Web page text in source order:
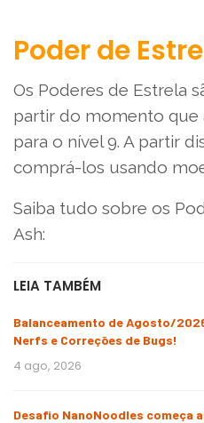
Poder de
Os Poderes de Estrela
partir do momento que
para o nível 9. A partir
comprá-los usando
Saiba tudo sobre os
Ash:
LEIA TAMBÉM
Balanceamento de Agosto/
Nerfs e Correções de Bugs!
4 ago, 2026
Desafio NanoNoodles começa